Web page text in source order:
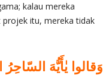
kalau mereka
itu, mereka tidak
وَقالوا يٰأَيُّهَ